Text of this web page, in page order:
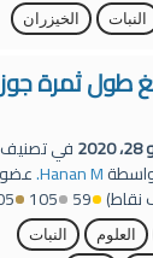
النبات الخيزران
طول ثمرة جوز
في تصنيف
Hanan M.
نقاط) 59
105
العلوم
النبات